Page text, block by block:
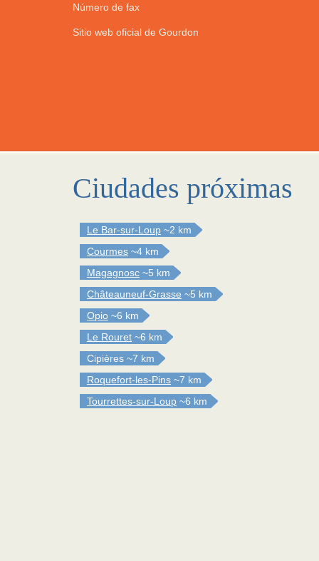
Número de fax
Sitio web oficial de Gourdon
Ciudades próximas
Le Bar-sur-Loup ~2 km
Courmes ~4 km
Magagnosc ~5 km
Châteauneuf-Grasse ~5 km
Opio ~6 km
Le Rouret ~6 km
Cipières ~7 km
Roquefort-les-Pins ~7 km
Tourrettes-sur-Loup ~6 km